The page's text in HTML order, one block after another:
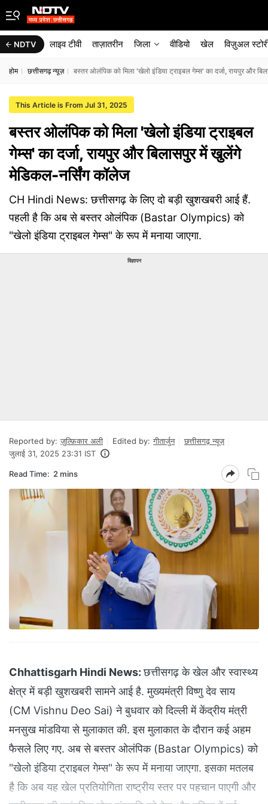
NDTV लाइव टीवी ताज़ातरीन जिला वीडियो खेल विज़ुअल
होम छत्तीसगढ़ न्यूज़ बस्तर ओलंपिक को मिला 'खेलो इंडिया ट्राइबल गेम्स' का दर्जा, रायपुर और
This Article is From Jul 31, 2025
बस्तर ओलंपिक को मिला 'खेलो इंडिया ट्राइबल
गेम्स' का दर्जा, रायपुर और बिलासपुर में खुलेंगे
मेडिकल-नर्सिंग कॉलेज
CH Hindi News: छत्तीसगढ़ के लिए दो बड़ी खुशखबरी आई हैं.
पहली है कि अब से बस्तर ओलंपिक (Bastar Olympics) को
"खेलो इंडिया ट्राइबल गेम्स" के रूप में मनाया जाएगा.
विज्ञापन
Reported by: ज़ुल्फ़िकार अली Edited by: गीतार्जुन
छत्तीसगढ़ न्यूज़
जुलाई 31, 2025 23:31 IST
Read Time: 2 mins
Chhattisgarh Hindi News:छत्तीसगढ़ के खेल और स्वास्थ्य
क्षेत्र में बड़ी खुशखबरी सामने आई है. मुख्यमंत्री विष्णु देव साय
(CM Vishnu Deo Sai) ने बुधवार को दिल्ली में केंद्रीय मंत्री
मनसुख मांडविया से मुलाकात की. इस मुलाकात के दौरान कई अहम
फैसले लिए गए. अब से बस्तर ओलंपिक (Bastar Olympics) को
"खेलो इंडिया ट्राइबल गेम्स" के रूप में मनाया जाएगा. इसका मतलब
है कि अब यह खेल प्रतियोगिता राष्ट्रीय स्तर पर पहचान पाएगी और